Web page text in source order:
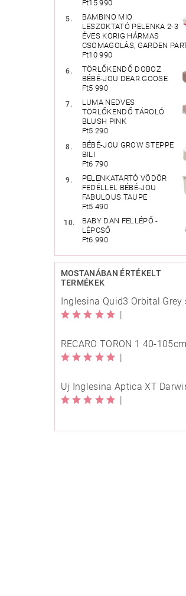
Ft15 990
BAMBINO MIO
LESZOKTATÓ PELENKA 2-3
ÉVES KORIG HÁRMAS
CSOMAGOLÁS, GARDEN
Ft10 990
TÖRLŐKENDŐ DOBOZ
BÉBÉ-JOU DEAR GOOSE
Ft5 990
LUMA NEDVES
TÖRLŐKENDŐ TÁROLÓ
BLUSH PINK
Ft5 290
BÉBÉ-JOU GROW STEPPE
BILI
Ft6 790
PELENKATARTÓ VÖDÖR
FEDÉLLEL BÉBÉ-JOU
FABULOUS TAUPE
Ft5 490
BABY DAN FELLÉPŐ -
LÉPCSŐ
Ft6 990
MOSTANÁBAN ÉRTÉKELT
TERMÉKEK
|
|
|